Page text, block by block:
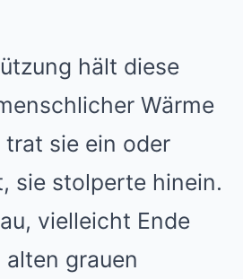
hält diese
Wärme
trat sie ein oder
sie stolperte hinein.
vielleicht Ende
grauen